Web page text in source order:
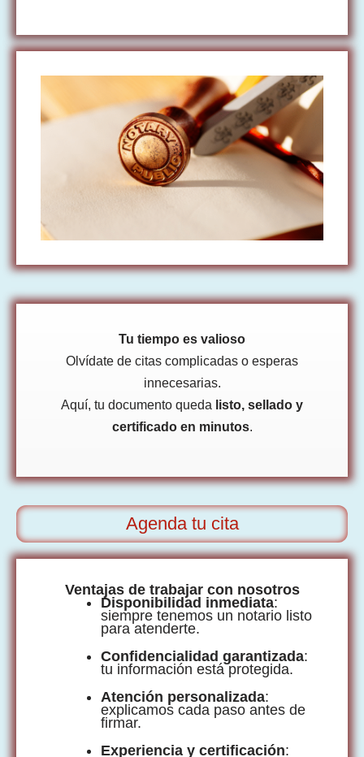
Tu tiempo es valioso
Olvídate de citas complicadas o esperas
innecesarias.
Aquí, tu documento queda listo, sellado y
certificado en minutos.
Agenda tu cita
Ventajas de trabajar con nosotros
Disponibilidad inmediata:
siempre tenemos un notario listo
para atenderte.
Confidencialidad garantizada:
tu información está protegida.
Atención personalizada:
explicamos cada paso antes de
firmar.
Experiencia y certificación: